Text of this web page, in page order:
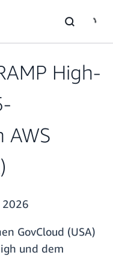
High-
AWS
2026
GovCloud (USA)
und dem